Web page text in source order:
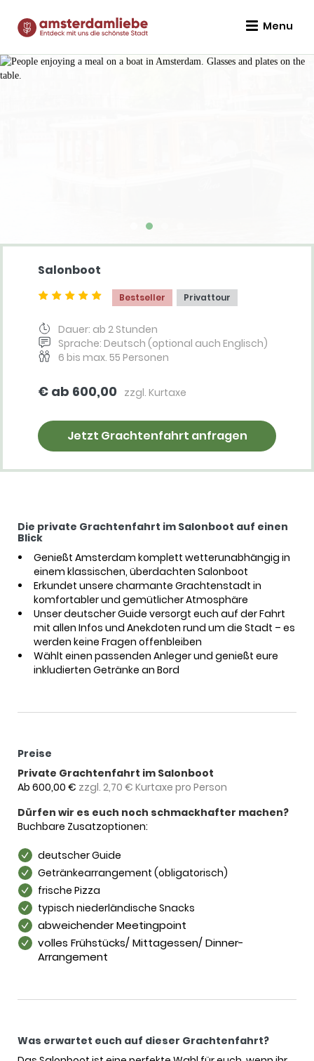
Menu
Salonboot
Bestseller Privattour
Dauer: ab 2 Stunden
Sprache: Deutsch (optional auch Englisch)
6 bis max. 55 Personen
€ ab 600,00 zzgl. Kurtaxe
Jetzt Grachtenfahrt anfragen
Die private Grachtenfahrt im Salonboot auf einen
Blick
Genießt Amsterdam komplett wetterunabhängig in
einem klassischen, überdachten Salonboot
Erkundet unsere charmante Grachtenstadt in
komfortabler und gemütlicher Atmosphäre
Unser deutscher Guide versorgt euch auf der Fahrt
mit allen Infos und Anekdoten rund um die Stadt – es
werden keine Fragen offenbleiben
Wählt einen passenden Anleger und genießt eure
inkludierten Getränke an Bord
Preise
Private Grachtenfahrt im Salonboot
Ab 600,00 € zzgl. 2,70 € Kurtaxe pro Person
Dürfen wir es euch noch schmackhafter machen?
Buchbare Zusatzoptionen:
deutscher Guide
Getränkearrangement (obligatorisch)
frische Pizza
typisch niederländische Snacks
abweichender Meetingpoint
volles Frühstücks/ Mittagessen/ Dinner-
Arrangement
Was erwartet euch auf dieser Grachtenfahrt?